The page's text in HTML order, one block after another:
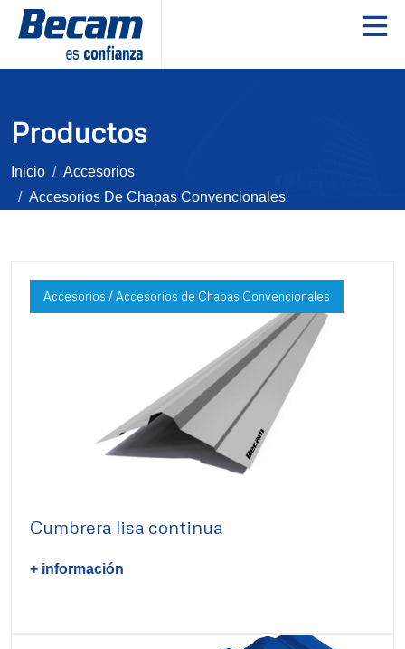
Productos
Inicio
Accesorios
Accesorios De Chapas Convencionales
Accesorios / Accesorios de Chapas Convencionales
Cumbrera lisa continua
+ información